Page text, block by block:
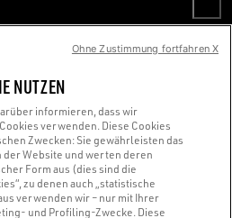
und haben Schwierigkeiten damit?
NUTZEN
informieren, dass wir
verwenden. Diese Cookies
Zwecken: Sie gewährleisten das
Website und werten deren
Form aus (dies sind die
zu denen auch „statistische
verwenden wir – nur mit Ihrer
und Profiling-Zwecke. Diese
Ohne Zustimmung fortfahren X